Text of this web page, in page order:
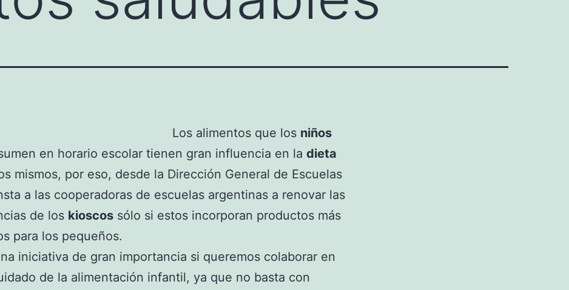
Los alimentos que los niños
en horario escolar tienen gran influencia en la dieta
mismos, por eso, desde la Dirección General de Escuelas
a las cooperadoras de escuelas argentinas a renovar las
de los kioscos sólo si estos incorporan productos más
para los pequeños.
iniciativa de gran importancia si queremos colaborar en
de la alimentación infantil, ya que no basta con